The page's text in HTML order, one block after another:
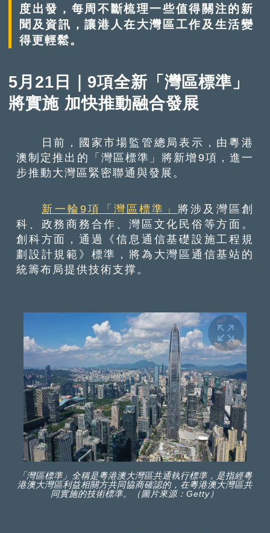
度出發，每周不斷梳理一些值得關注的新
聞及資訊，讓港人在大灣區工作及生活變
得更輕鬆。
5月21日｜9項全新「灣區標準」
將實施 加快推動融合發展
日前，國家市場監管總局表示，由粵港
澳制定推出的「灣區標準」將新增9項，進一
步推動大灣區緊密聯通與發展。
新一輪9項「灣區標準」 將涉及灣區創
科、政務商務合作、灣區文化民俗等方面。
創科方面，通過《信息通信基礎設施工程規
劃設計規範》標準，將為大灣區通信基站的
統籌布局提供技術支撑。
「灣區標準」全稱是粵港澳大灣區共通執行標準，是指經粵
港澳大灣區利益相關方共同協商確認的，在粵港澳大灣區共
同實施的技術標準。（圖片來源：Getty）